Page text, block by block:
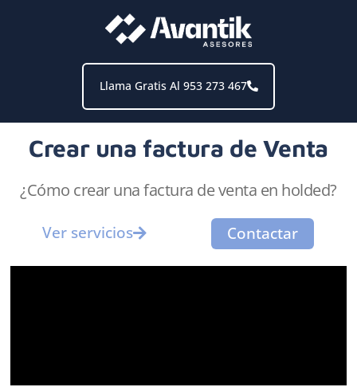
Llama Gratis Al 953 273 467
Crear una factura de Venta
¿Cómo crear una factura de venta en holded?
Ver servicios Contactar